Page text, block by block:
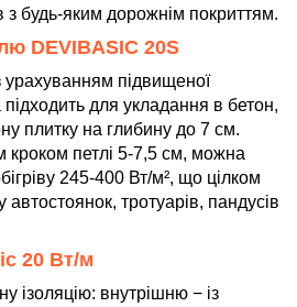
з будь-яким дорожнім покриттям.
DEVIBASIC 20S
урахуванням підвищеної
підходить для укладання в бетон,
плитку на глибину до 7 см.
петлі 5-7,5 см, можна
245-400 Вт/м², що цілком
автостоянок, тротуарів, пандусів
20 Вт/м
ізоляцію: внутрішню − із